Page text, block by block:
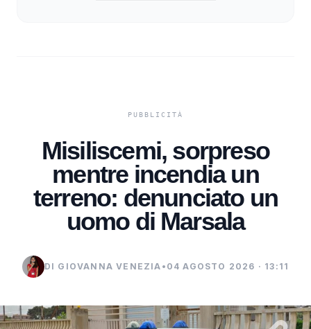
Misiliscemi, sorpreso
mentre incendia un
terreno: denunciato un
uomo di Marsala
DI GIOVANNA VENEZIA • 04 AGOSTO 2026 · 13:11